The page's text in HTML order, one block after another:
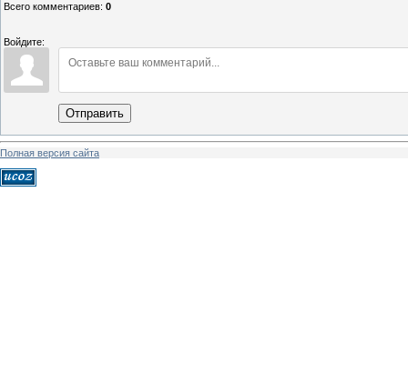
Всего комментариев: 0
Войдите:
Отправить
Полная версия сайта